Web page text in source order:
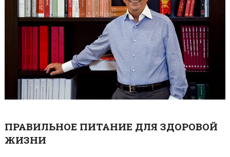
ПРАВИЛЬНОЕ ПИТАНИЕ ДЛЯ ЗДОРОВОЙ
ЖИЗНИ